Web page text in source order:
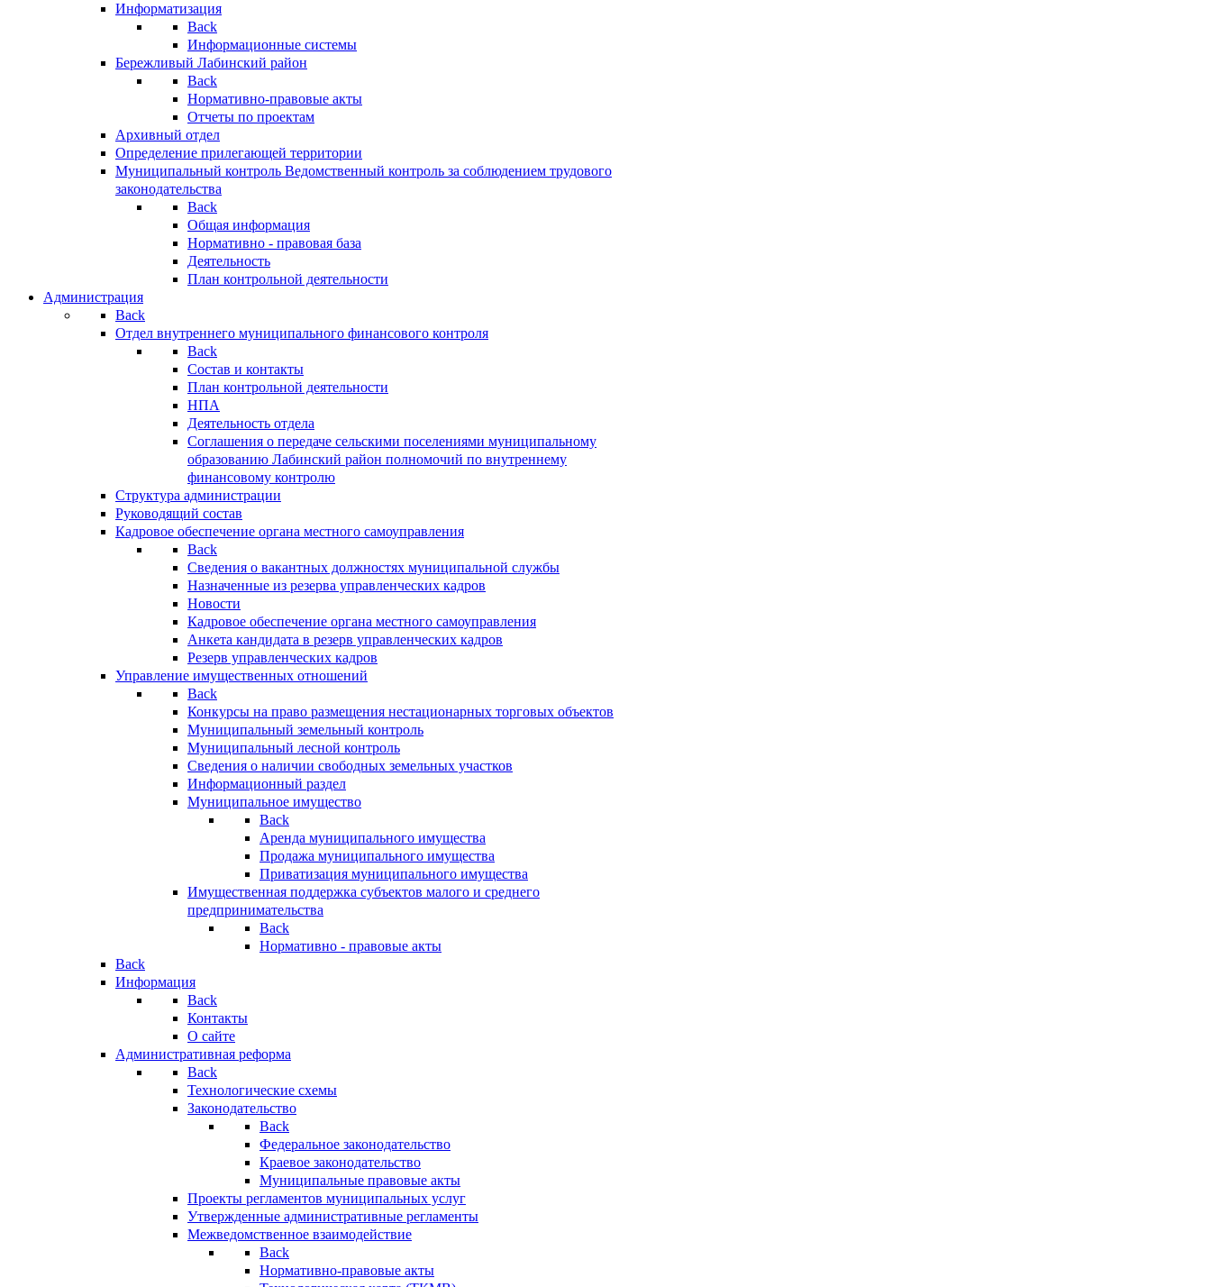
Информатизация
Back
Информационные системы
Бережливый Лабинский район
Back
Нормативно-правовые акты
Отчеты по проектам
Архивный отдел
Определение прилегающей территории
Муниципальный контроль Ведомственный контроль за соблюдением трудового
законодательства
Back
Общая информация
Нормативно - правовая база
Деятельность
План контрольной деятельности
Администрация
Back
Отдел внутреннего муниципального финансового контроля
Back
Состав и контакты
План контрольной деятельности
НПА
Деятельность отдела
Соглашения о передаче сельскими поселениями муниципальному
образованию Лабинский район полномочий по внутреннему
финансовому контролю
Структура администрации
Руководящий состав
Кадровое обеспечение органа местного самоуправления
Back
Сведения о вакантных должностях муниципальной службы
Назначенные из резерва управленческих кадров
Новости
Кадровое обеспечение органа местного самоуправления
Анкета кандидата в резерв управленческих кадров
Резерв управленческих кадров
Управление имущественных отношений
Back
Конкурсы на право размещения нестационарных торговых объектов
Муниципальный земельный контроль
Муниципальный лесной контроль
Сведения о наличии свободных земельных участков
Информационный раздел
Муниципальное имущество
Back
Аренда муниципального имущества
Продажа муниципального имущества
Приватизация муниципального имущества
Имущественная поддержка субъектов малого и среднего
предпринимательства
Back
Нормативно - правовые акты
Back
Информация
Back
Контакты
О сайте
Административная реформа
Back
Технологические схемы
Законодательство
Back
Федеральное законодательство
Краевое законодательство
Муниципальные правовые акты
Проекты регламентов муниципальных услуг
Утвержденные административные регламенты
Межведомственное взаимодействие
Back
Нормативно-правовые акты